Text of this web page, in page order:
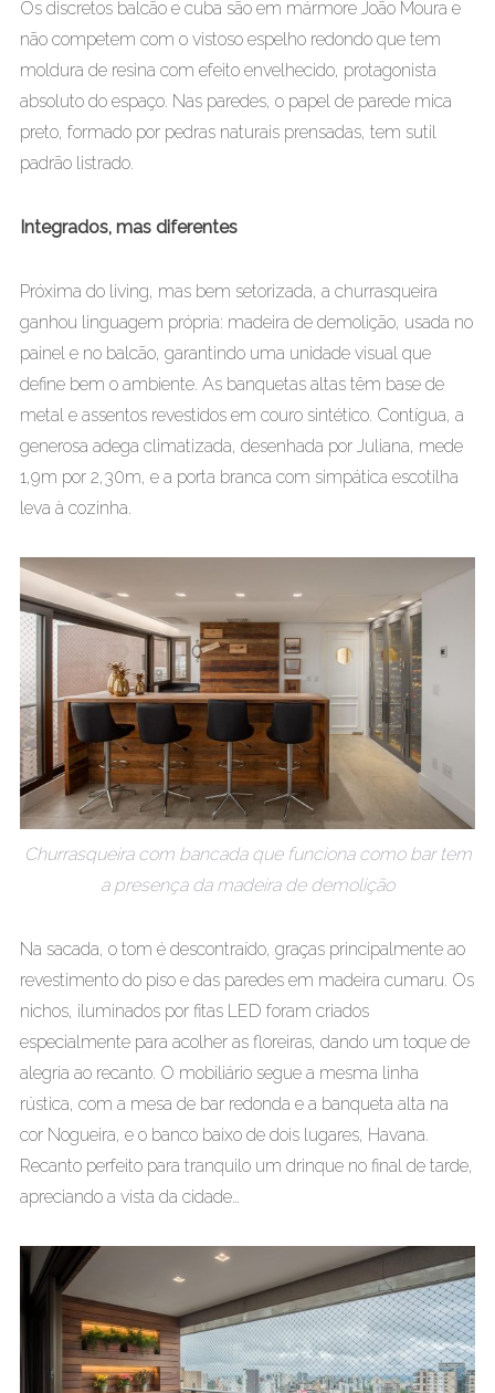
Os discretos balcão e cuba são em mármore João Moura e
não competem com o vistoso espelho redondo que tem
moldura de resina com efeito envelhecido, protagonista
absoluto do espaço. Nas paredes, o papel de parede mica
preto, formado por pedras naturais prensadas, tem sutil
padrão listrado.
Integrados, mas diferentes
Próxima do living, mas bem setorizada, a churrasqueira
ganhou linguagem própria: madeira de demolição, usada no
painel e no balcão, garantindo uma unidade visual que
define bem o ambiente. As banquetas altas têm base de
metal e assentos revestidos em couro sintético. Contígua, a
generosa adega climatizada, desenhada por Juliana, mede
1,9m por 2,30m, e a porta branca com simpática escotilha
leva à cozinha.
Churrasqueira com bancada que funciona como bar tem
a presença da madeira de demolição
Na sacada, o tom é descontraído, graças principalmente ao
revestimento do piso e das paredes em madeira cumaru. Os
nichos, iluminados por fitas LED foram criados
especialmente para acolher as floreiras, dando um toque de
alegria ao recanto. O mobiliário segue a mesma linha
rústica, com a mesa de bar redonda e a banqueta alta na
cor Nogueira, e o banco baixo de dois lugares, Havana.
Recanto perfeito para tranquilo um drinque no final de tarde,
apreciando a vista da cidade…